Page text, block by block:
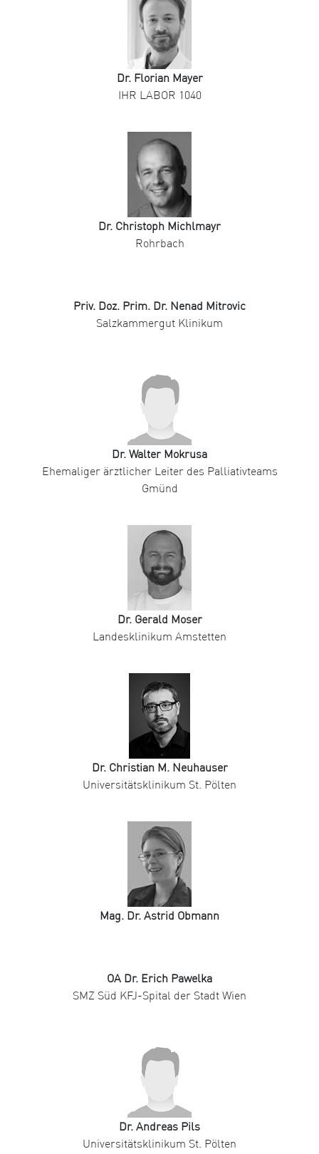
Dr. Florian Mayer
IHR LABOR 1040
Dr. Christoph Michlmayr
Rohrbach
Priv. Doz. Prim. Dr. Nenad Mitrovic
Salzkammergut Klinikum
Dr. Walter Mokrusa
Ehemaliger ärztlicher Leiter des Palliativteams
Gmünd
Dr. Gerald Moser
Landesklinikum Amstetten
Dr. Christian M. Neuhauser
Universitätsklinikum St. Pölten
Mag. Dr. Astrid Obmann
OA Dr. Erich Pawelka
SMZ Süd KFJ-Spital der Stadt Wien
Dr. Andreas Pils
Universitätsklinikum St. Pölten